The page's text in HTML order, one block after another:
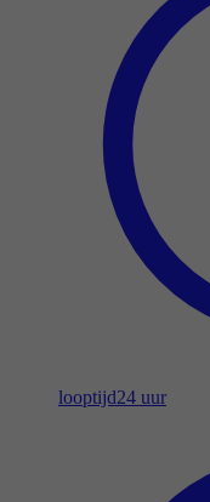
looptijd24 uur